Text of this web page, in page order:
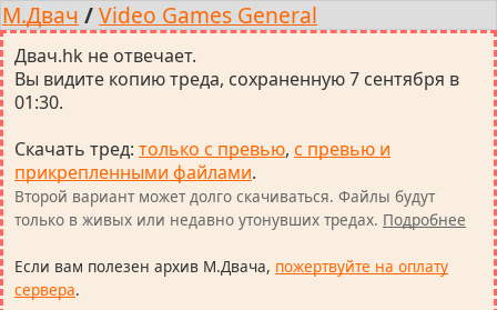
М.Двач /Video Games General
Двач.hk не отвечает.
Вы видите копию треда, сохраненную 7 сентября в
01:30.
Скачать тред: только с превью, с превью и
прикрепленными файлами.
Второй вариант может долго скачиваться. Файлы будут
только в живых или недавно утонувших тредах. Подробнее
Если вам полезен архив М.Двача, пожертвуйте на оплату
сервера.